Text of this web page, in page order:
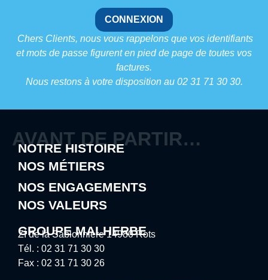
Chers Clients, nous vous rappelons que vos identifiants
et mots de passe figurent en pied de page de toutes vos
factures.
Nous restons à votre disposition au 02 31 71 30 30.
AVANT DE PARTIR…
NOTRE HISTOIRE
NOS MÉTIERS
NOS ENGAGEMENTS
NOS VALEURS
GROUPE MALHERBE
ZI de la Sablonnière 14980 Rots
Tél. : 02 31 71 30 30
Fax : 02 31 71 30 26